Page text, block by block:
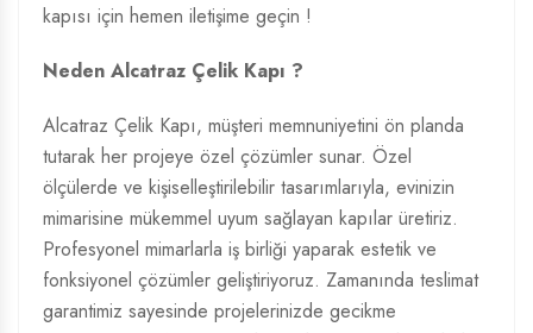
kapısı için hemen iletişime geçin !
Neden Alcatraz Çelik Kapı ?
Alcatraz Çelik Kapı, müşteri memnuniyetini ön planda
tutarak her projeye özel çözümler sunar. Özel
ölçülerde ve kişiselleştirilebilir tasarımlarıyla, evinizin
mimarisine mükemmel uyum sağlayan kapılar üretiriz.
Profesyonel mimarlarla iş birliği yaparak estetik ve
fonksiyonel çözümler geliştiriyoruz. Zamanında teslimat
garantimiz sayesinde projelerinizde gecikme